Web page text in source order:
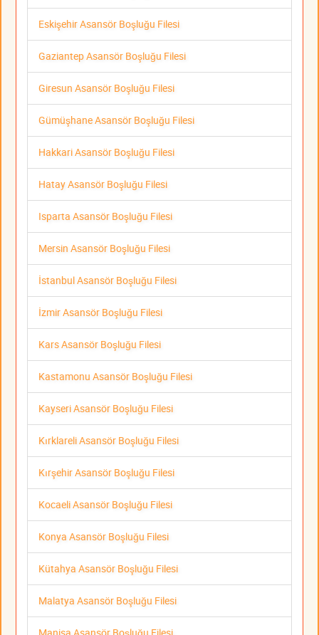
Eskişehir Asansör Boşluğu Filesi
Gaziantep Asansör Boşluğu Filesi
Giresun Asansör Boşluğu Filesi
Gümüşhane Asansör Boşluğu Filesi
Hakkari Asansör Boşluğu Filesi
Hatay Asansör Boşluğu Filesi
Isparta Asansör Boşluğu Filesi
Mersin Asansör Boşluğu Filesi
İstanbul Asansör Boşluğu Filesi
İzmir Asansör Boşluğu Filesi
Kars Asansör Boşluğu Filesi
Kastamonu Asansör Boşluğu Filesi
Kayseri Asansör Boşluğu Filesi
Kırklareli Asansör Boşluğu Filesi
Kırşehir Asansör Boşluğu Filesi
Kocaeli Asansör Boşluğu Filesi
Konya Asansör Boşluğu Filesi
Kütahya Asansör Boşluğu Filesi
Malatya Asansör Boşluğu Filesi